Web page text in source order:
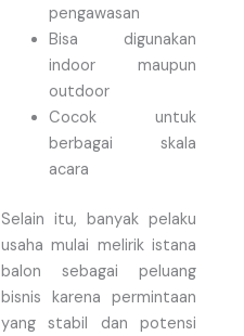
pengawasan
Bisa digunakan
indoor maupun
outdoor
Cocok untuk
berbagai skala
acara
Selain itu, banyak pelaku
usaha mulai melirik istana
balon sebagai peluang
bisnis karena permintaan
yang stabil dan potensi